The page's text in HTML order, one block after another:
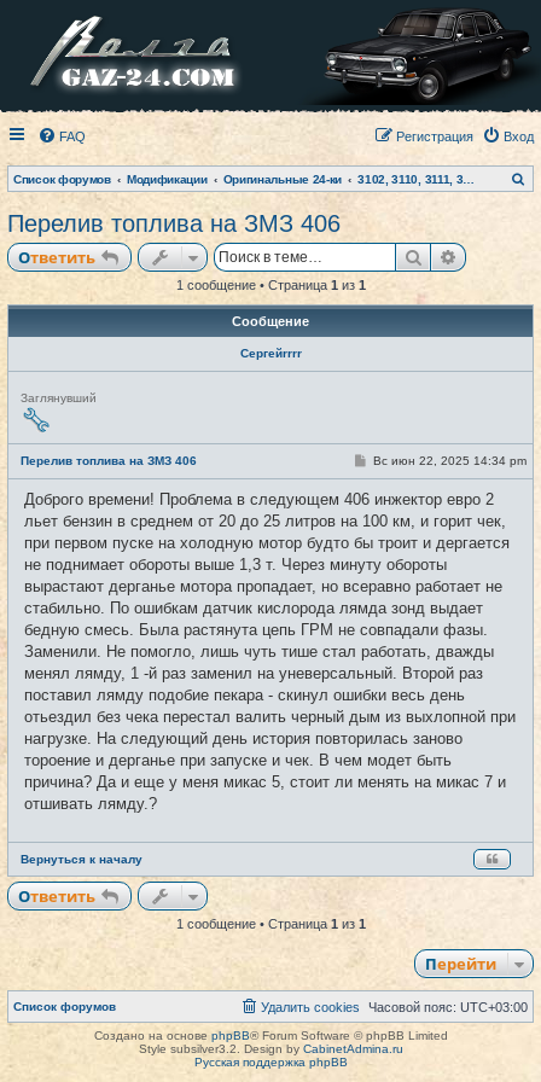
FAQ Вход
Регистрация
Список форумов Модификации Оригинальные 24-ки 3102, 3110, 3111, 31105, Siber
о
Перелив топлива на ЗМЗ 406
Ответить Поиск
1 сообщение • Страница 1из 1
Сообщение
Сергейrrrr
Н
е
в
т
и
Заглянувший
Перелив топлива на ЗМЗ 406 #1
С
б
щ
н
и
е
Вс июн 22, 2025 14:34 pm
Доброго времени! Проблема в следующем 406 инжектор евро 2
льет бензин в среднем от 20 до 25 литров на 100 км, и горит чек,
при первом пуске на холодную мотор будто бы троит и дергается
не поднимает обороты выше 1,3 т. Через минуту обороты
вырастают дерганье мотора пропадает, но всеравно работает не
стабильно. По ошибкам датчик кислорода лямда зонд выдает
бедную смесь. Была растянута цепь ГРМ не совпадали фазы.
Заменили. Не помогло, лишь чуть тише стал работать, дважды
менял лямду, 1 -й раз заменил на уневерсальный. Второй раз
поставил лямду подобие пекара - скинул ошибки весь день
отьездил без чека перестал валить черный дым из выхлопной при
нагрузке. На следующий день история повторилась заново
тороение и дерганье при запуске и чек. В чем модет быть
причина? Да и еще у меня микас 5, стоит ли менять на микас 7 и
отшивать лямду.?
Вернуться к началу
Ответить
1 сообщение • Страница 1из 1
Перейти
Список форумов Часовой пояс: UTC+03:00
Удалить cookies
Создано на основе phpBB® Forum Software © phpBB Limited
Style subsilver3.2. Design by CabinetAdmina.ru
Русская поддержка phpBB